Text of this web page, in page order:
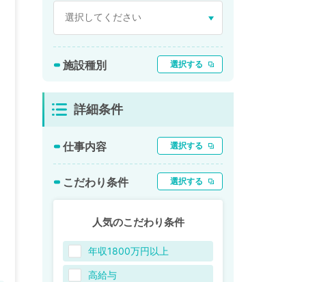
施設種別 選択する
詳細条件
仕事内容 選択する
こだわり条件 選択する
人気のこだわり条件
年収1800万円以上
高給与